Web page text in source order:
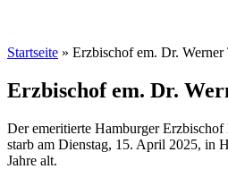
Startseite » Erzbischof em. Dr. Werner
Erzbischof em. Dr.
Der emeritierte Hamburger
starb am Dienstag, 15. April 2025, in
Jahre alt.